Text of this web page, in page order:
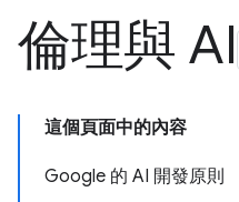
倫理與 AI
這個頁面中的內容
Google 的 AI 開發原則